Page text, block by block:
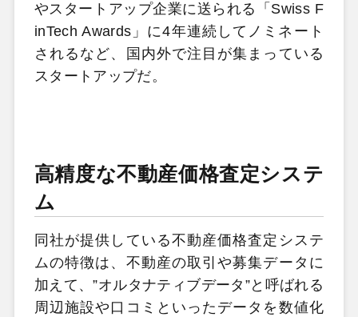
やスタートアップ企業に送られる「Swiss F
inTech Awards」に4年連続してノミネート
されるなど、国内外で注目が集まっている
スタートアップだ。
高精度な不動産価格査定システ
ム
同社が提供している不動産価格査定システ
ムの特徴は、不動産の取引や募集データに
加えて、”オルタナティブデータ”と呼ばれる
周辺施設や口コミといったデータを数値化